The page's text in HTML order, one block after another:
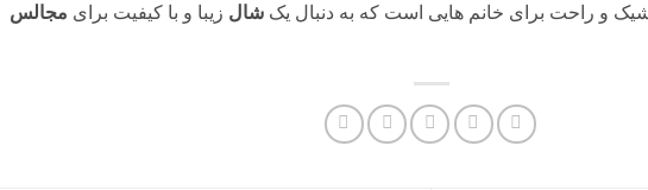
و راحت برای خانم هایی است که به دنبال یک شال زیبا و با کیفیت برای مجالس